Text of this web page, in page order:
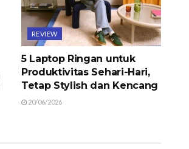
REVIEW
5 Laptop Ringan untuk
Produktivitas Sehari-Hari,
Tetap Stylish dan Kencang
20/06/2026